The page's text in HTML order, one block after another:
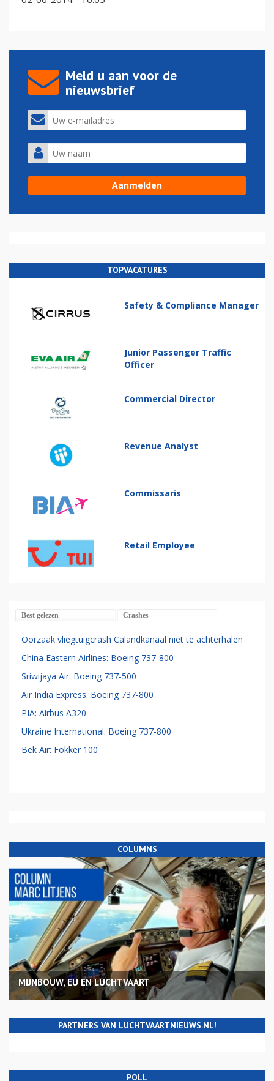
Meld u aan voor de
nieuwsbrief
TOPVACATURES
Safety & Compliance Manager
Junior Passenger Traffic
Officer
Commercial Director
Revenue Analyst
Commissaris
Retail Employee
Best gelezen Crashes
Oorzaak vliegtuigcrash Calandkanaal niet te achterhalen
China Eastern Airlines: Boeing 737-800
Sriwijaya Air: Boeing 737-500
Air India Express: Boeing 737-800
PIA: Airbus A320
Ukraine International: Boeing 737-800
Bek Air: Fokker 100
COLUMNS
MIJNBOUW, EU EN LUCHTVAART
PARTNERS VAN LUCHTVAARTNIEUWS.NL!
POLL